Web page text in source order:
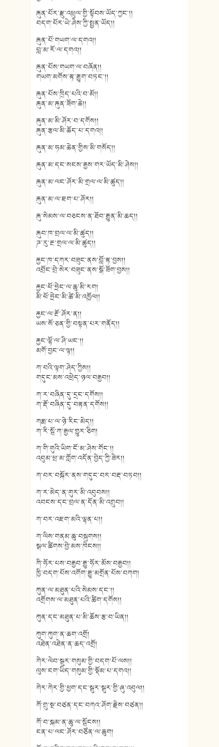
རྐུན་པོར་རྫུ་འཕྲུལ་གྱི་སྟོབས་ཡོད་ཀྱང༌།།
བདག་པོར་ཡེ་ཤེས་ཀྱི་སྤྱན་ཡོད།།
རྐུན་པོ་གཡག་ལ་དགའ།།
བླ་མ་རོ་ལ་དགའ།།
རྐུན་པོས་གཡག་ལ་བཞོན།།
གཡག་མགོས་རྟ་རྒྱུག་བཏང༌།།
རྐུན་པོས་ཁྲིད་པའི་བ་མོ།།
རྐུན་མ་རྐུན་ཟོག་ཆེ།།
རྐུན་མ་མི་ཤོར་བ་དགོས།།
རྐུན་རྩལ་མི་ཆོད་པ་དགའ།།
རྐུན་མ་ཧམ་ཆེན་གྱིས་མི་གསོད།།
རྐུན་མ་དང་སངས་རྒྱས་གར་ཡོད་མི་ཤེས།།
རྐུན་མ་ལང་ཤོར་མི་གྲལ་ལ་མི་ཚུད།།
རྐུན་མ་ལ་ཇག་པ་ཤོར།།
རྐུ་སེམས་ལ་བཅངས་ན་ཐོབ་རྒྱུན་མི་ཆད།།
རྐུབ་ཁ་བྲལ་ལ་མི་ཚུད།།
ཌ་རུ་རྔ་གྲལ་ལ་མི་ཚུད།།
རྐྱང་ཁ་དཀར་བཟུང་ནས་བློ་རྟ་བྱས།།
འབྲོང་བྲེ་སེར་བཟུང་ནས་སྒོ་ཟོག་བྱས།།
རྐྱང་ཕོ་ཧྲེང་ལ་ཆུ་མི་རག།
མི་ཕོ་ཧྲེང་མི་ཚེ་མི་འཁྱོལ།།
རྐྱང་ལ་རྔོ་ཤོར་ན།།
ཡས་སོ་ཅན་གྱི་བསྟན་པར་གནོད།།
རྐྱང་ལྷོ་ལ་ཤི་ཡང༌།།
མགོ་བྱང་ལ་ལྟ།།
ཀ་བའི་ལྟག་ཤེད་ཀྱིས།།
གདུང་མས་འཕྲེད་ཉལ་བརྒྱབ།།
ཀ་ར་བཞིན་དུ་དྲང་དགོས།།
ཀ་རྡོ་བཞིན་དུ་བརྟན་དགོས།།
ཀརྨ་པ་ལ་ཉེ་རིང་མེད།།
ཀ་རི་སྦོ་ཀ་རྒྱལ་གྱུར་ཅིག།
ཀ་གི་གུའི་ཡིག་ངོ་མ་ཤེས་གོང༌།།
འབུམ་ཕྲ་མ་ཀློག་འདོན་བྱེད་ཀྱི་ཟེར།།
ཀ་བར་བསྐོར་ནས་གདུང་བར་བརྡ་བཏབ།།
ཀ་ར་མེད་ན་གུར་མི་འབུབས།།
འབངས་དང་བྲལ་ན་དོན་མི་འགྲུབ།།
ཀ་བར་འཇག་མའི་ལྷན་པ།།
ཀ་ལིས་གནམ་ཆུ་བསྐུགས།།
སྒལ་ཚིགས་བྱེ་མས་ཁེངས།།
ཀི་ཧོར་པས་བརྒྱབ་རྒྱུ་ཧོར་མོས་བརྒྱབ།།
ཁྱི་བདག་པོས་འགོག་རྒྱུ་མགྲོན་པོས་བཀག།
ཀུན་ལ་མཐུན་པའི་སེམས་དང༌།།
འགྲོགས་ལ་མཐུན་པའི་ཚིག་དགོས།།
ཀུན་དང་མཐུན་པ་མི་ཆོས་རྩ་བ་ཡིན།།
ཀུག་ཀུག་ན་ཆག་འགྲོ།
འཐེན་འཐེན་ན་ཆད་འགྲོ།
ཀེར་ལེབ་སྒུར་གསུམ་གྱི་བདག་པོ་ལས།།
ལུས་ངག་ཡིད་གསུམ་གྱི་སྡོམ་པ་དགའ།།
ཀེར་ཀེར་གྱི་ཕྱག་དང་སྒུར་སྒུར་གྱི་ཞུ་འབུལ།།
ཀོ་གྲུ་སྔ་བཙན་དང་བཀའ་ཤོག་རྗེས་བཙན།།
ཀོ་བ་སྐམ་ན་ཆུ་ལ་སྦོངས།།
ངན་པ་ལང་ཤོར་བཙོན་ལ་ཆུག།